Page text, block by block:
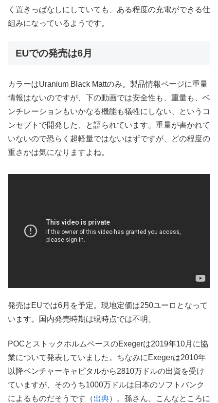
く置きっぱなしにしていても、ある程度の充電ができる仕
組みになっているようです。
EUでの発売は6月
カラーはUranium Black Mattのみ。製品情報ページに重量
情報はないのですが、下の動画では安全性も、重量も、ベ
ンチレーションもいかなる機能も犠牲にしない、というコ
ンセプトで開発した、と語られています。重量が書かれて
いないので恐らく超軽量ではないはずですが、どの程度の
重さかは気になりますよね。
発売はEUでは6月を予定。現地定価は250ユーロとなって
います。国内発売時期は現時点では不明。
POCとストックホルムベースのExegerは2019年10月に協
業について発表していました。ちなみにExegerは2010年
以降ベンチャーキャピタルから2810万ドルの出資を受け
ていますが、そのうち1000万ドルは日本のソフトバンク
によるものだそうです（出典）。孫さん、こんなところに